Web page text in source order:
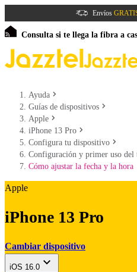
Envíos
Consulta si te llega la fibra a
Ayuda
Guías de dispositivos
Apple
iPhone 13 Pro
Configura tu dispositivo
Configuración y primer uso
Cómo ajustar la fecha y la hora
Apple
iPhone 13 Pro
Cambiar dispositivo
iOS 16.0